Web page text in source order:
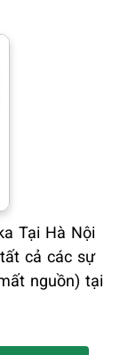
Tại Hà Nội
cả các sự
nguồn) tại